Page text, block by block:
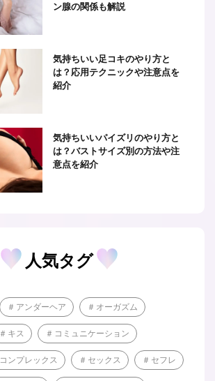
ン腺の関係も解説
気持ちいい足コキのやり方と
は？応用テクニックや注意点を
紹介
気持ちいいパイズリのやり方と
は？バストサイズ別の方法や注
意点を紹介
人気タグ
アンダーヘア オーガズム
キス コミュニケーション
コンプレックス セックス セフレ